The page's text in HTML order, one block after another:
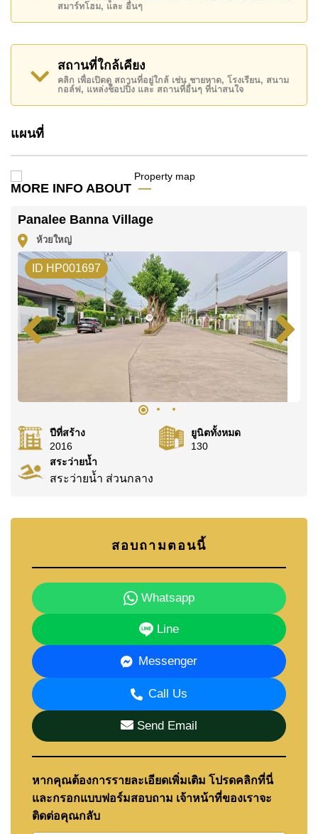
สถานที่สำคัญใกล้ Panalee Banna Village ได้แก่:
แม็คโคร, โลตัส & เอ้าท์เล็ทมอลล์ , Ramayana Water
Park, Silverlake Vineyard , สยามคันทรีคลับ (สนามเก่า
ไร่ ริมน้ำ และโรลลิ่งฮิลส์), ฟีนิกซ์ โกลด์ , รพ.กรุงเทพ
จอมเทียน, โรงพยาบาลสมเด็จพระนางเจ้าสิริกิติ์
อสังหาริมทรัพย์นี้มีไว้สำหรับขายในราคา ฿ 10,660,000
บาท
ค้นพบโอกาสในการทำให้ที่อยู่อาศัยนี้เป็นบ้านในฝันของ
ติดต่อ Cornerstone Real Estate โทร +6638411250
หรือ อีเมลinfo@cornerstone.co.th
WhatsApp ของสำนักงาน:+66807945904 และ LINE:
@cornerstonepattaya
สมาร์ทโฮม, และ อื่นๆ
สถานที่ใกล้เคียง
คลิก เพื่อเปิดดู สถานที่อยู่ใกล้ เช่น ชายหาด, โรงเรียน, สนาม
กอล์ฟ, แหล่งช็อปปิ้ง และ สถานที่อื่นๆ ที่น่าสนใจ
แผนที่
MORE INFO ABOUT
Panalee Banna Village
ห้วยใหญ่
ID HP001697
ปีที่สร้าง
2016
ยูนิตทั้งหมด
130
สระว่ายน้ำ
สระว่ายน้ำ ส่วนกลาง
สอบถามตอนนี้
Whatsapp
Line
Messenger
Call Us
Send Email
หากคุณต้องการรายละเอียดเพิ่มเติม โปรดคลิกที่นี่
และกรอกแบบฟอร์มสอบถาม เจ้าหน้าที่ของเราจะ
ติดต่อคุณกลับ